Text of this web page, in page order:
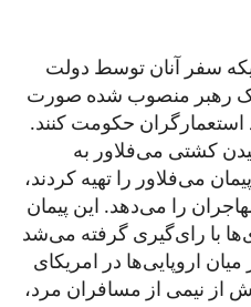
سفر آنان توسط دولت
یک رهبر منصوب شده صورت
استعمارگران حکومت کنند.
کشتی می‌فلاور به
می‌فلاور را تهیه کردند،
را می‌دهد. این پیمان
با رای‌گیری گرفته می‌شد
اروپایی‌ها در امریکای
از نیمی از مسافران مرد،